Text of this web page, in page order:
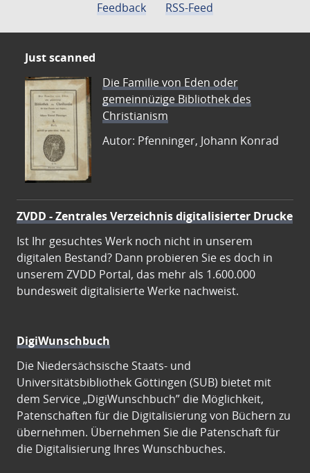
Feedback
RSS-Feed
Just scanned
Die Familie von Eden oder
gemeinnüzige Bibliothek des
Christianism
Autor: Pfenninger, Johann Konrad
ZVDD - Zentrales Verzeichnis digitalisierter Drucke
Ist Ihr gesuchtes Werk noch nicht in unserem
digitalen Bestand? Dann probieren Sie es doch in
unserem ZVDD Portal, das mehr als 1.600.000
bundesweit digitalisierte Werke nachweist.
DigiWunschbuch
Die Niedersächsische Staats- und
Universitätsbibliothek Göttingen (SUB) bietet mit
dem Service „DigiWunschbuch” die Möglichkeit,
Patenschaften für die Digitalisierung von Büchern zu
übernehmen. Übernehmen Sie die Patenschaft für
die Digitalisierung Ihres Wunschbuches.